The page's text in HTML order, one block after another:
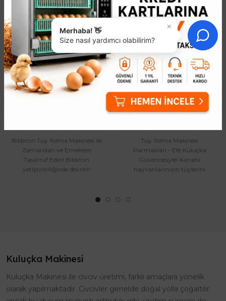
Bıldırcın Tüy Yolma Makinesi ile
Zamandan ve Emekten
Tasarruf Edin! Bıldırcın
yetiştiriciliğinde devrim
Tavuk Tüy Yolma
Parmağı
Tüy Yolma Makinesi
Parmakları - Efe Kuluçka
Güvencesiyle! Kanatlı
hayvanlarınızın tüylerini
Kuluçka Makinesi
Kuluçka Makinesi ile civciv üretimi, farklı amaçlara yönelik
olarak yapılmaktadır. Civcivler genelde doğal yolla çoğaltılır
×
Merhaba! 👋
Size nasıl yardımcı olabilirim?